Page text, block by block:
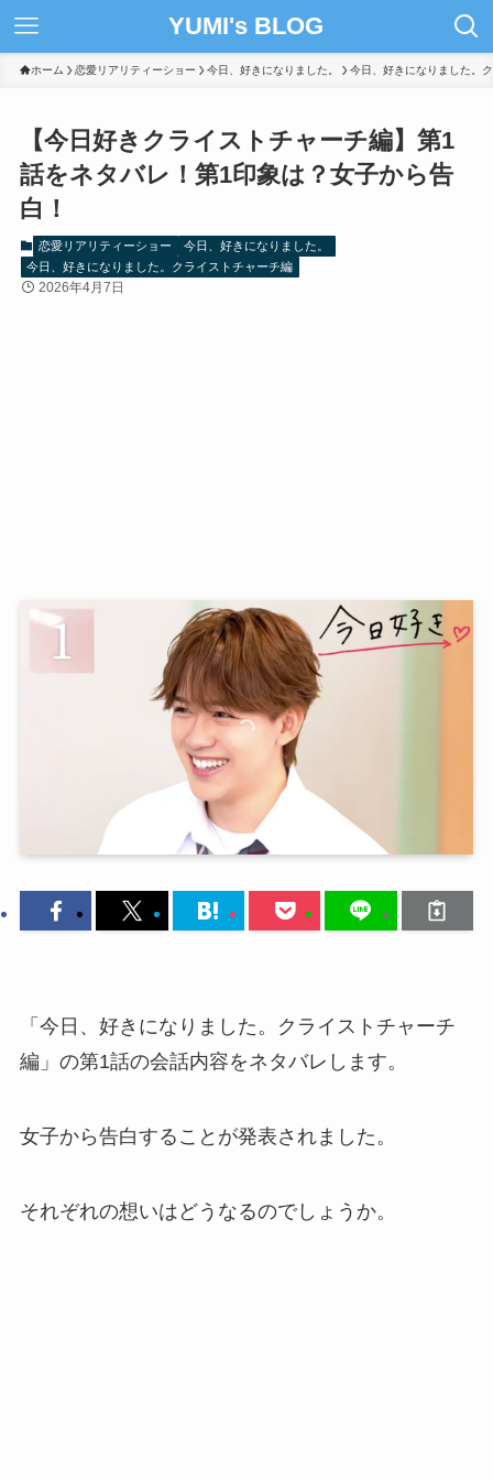
YUMI's BLOG
ホーム 恋愛リアリティーショー 今日、好きになりました。 今日、好きになりました。
【今日好きクライストチャーチ編】第1
話をネタバレ！第1印象は？女子から告
白！
恋愛リアリティーショー
今日、好きになりました。
今日、好きになりました。クライストチャーチ編
2026年4月7日
「今日、好きになりました。クライストチャーチ
編」の第1話の会話内容をネタバレします。
女子から告白することが発表されました。
それぞれの想いはどうなるのでしょうか。